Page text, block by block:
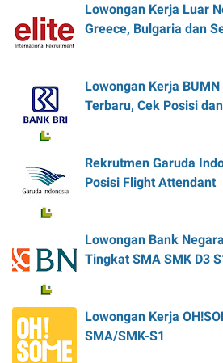
Lowongan Kerja Luar
Greece, Bulgaria dan
Lowongan Kerja
Terbaru, Cek Posisi
Rekrutmen Garuda
Posisi Flight Attendant
Lowongan Bank
Tingkat SMA SMK D3
Lowongan Kerja
SMA/SMK-S1